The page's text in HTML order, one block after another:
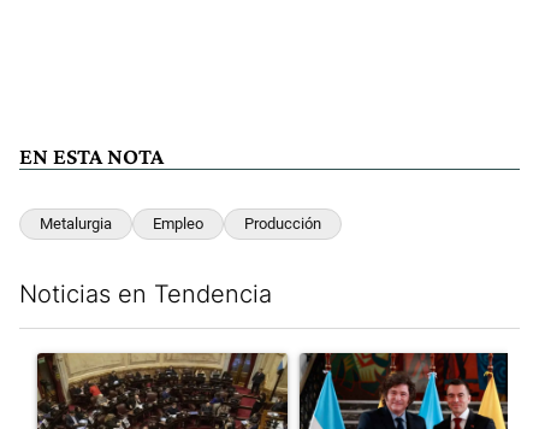
EN ESTA NOTA
Metalurgia Empleo Producción
Noticias en Tendencia
Un artículo de tendencia con el título "El Senado dio media
Un artículo de tendencia con